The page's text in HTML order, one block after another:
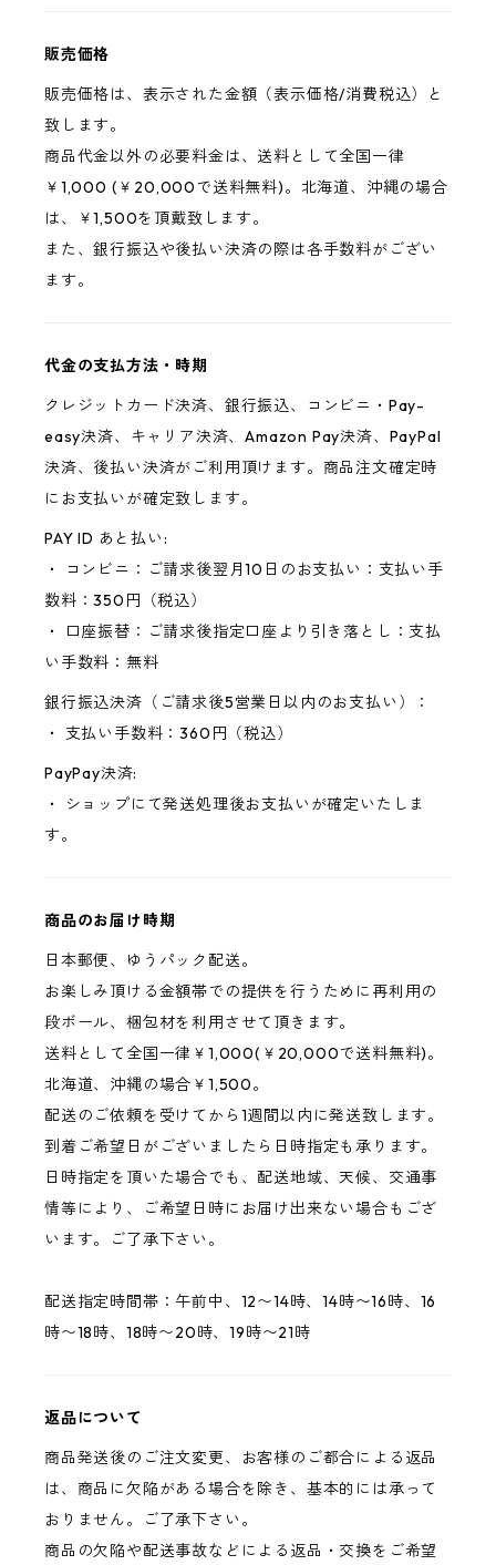
販売価格
販売価格は、表示された金額（表示価格/消費税込）と
致します。
商品代金以外の必要料金は、送料として全国一律
￥1,000 (￥20,000で送料無料)。北海道、沖縄の場合
は、￥1,500を頂戴致します。
また、銀行振込や後払い決済の際は各手数料がござい
ます。
代金の支払方法・時期
クレジットカード決済、銀行振込、コンビニ・Pay-
easy決済、キャリア決済、Amazon Pay決済、PayPal
決済、後払い決済がご利用頂けます。商品注文確定時
にお支払いが確定致します。
PAY ID あと払い:
・ コンビニ：ご請求後翌月10日のお支払い：支払い手
数料：350円（税込）
・ 口座振替：ご請求後指定口座より引き落とし：支払
い手数料：無料
銀行振込決済（ご請求後5営業日以内のお支払い）：
・ 支払い手数料：360円（税込）
PayPay決済:
・ ショップにて発送処理後お支払いが確定いたしま
す。
商品のお届け時期
日本郵便、ゆうパック配送。
お楽しみ頂ける金額帯での提供を行うために再利用の
段ボール、梱包材を利用させて頂きます。
送料として全国一律￥1,000(￥20,000で送料無料)。
北海道、沖縄の場合￥1,500。
配送のご依頼を受けてから1週間以内に発送致します。
到着ご希望日がございましたら日時指定も承ります。
日時指定を頂いた場合でも、配送地域、天候、交通事
情等により、ご希望日時にお届け出来ない場合もござ
います。ご了承下さい。
配送指定時間帯：午前中、12〜14時、14時〜16時、16
時〜18時、18時〜20時、19時〜21時
返品について
商品発送後のご注文変更、お客様のご都合による返品
は、商品に欠陥がある場合を除き、基本的には承って
おりません。ご了承下さい。
商品の欠陥や配送事故などによる返品・交換をご希望